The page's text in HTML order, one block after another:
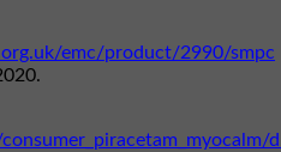
emc/product/2990/smpc